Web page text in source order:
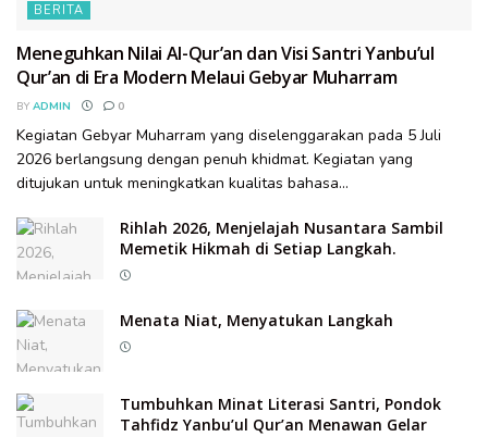
BERITA
Meneguhkan Nilai Al-Qur’an dan Visi Santri Yanbu’ul
Qur’an di Era Modern Melaui Gebyar Muharram
BY ADMIN 0
Kegiatan Gebyar Muharram yang diselenggarakan pada 5 Juli
2026 berlangsung dengan penuh khidmat. Kegiatan yang
ditujukan untuk meningkatkan kualitas bahasa...
Rihlah 2026, Menjelajah Nusantara Sambil
Memetik Hikmah di Setiap Langkah.
Menata Niat, Menyatukan Langkah
Tumbuhkan Minat Literasi Santri, Pondok
Tahfidz Yanbu’ul Qur’an Menawan Gelar